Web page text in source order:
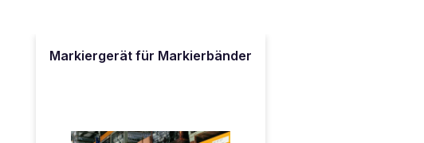
Markiergerät für Markierbänder